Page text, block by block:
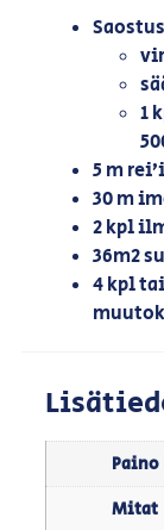
1
5 m
30 m
2 kpl
36m2
4 kpl
Paino
Mitat